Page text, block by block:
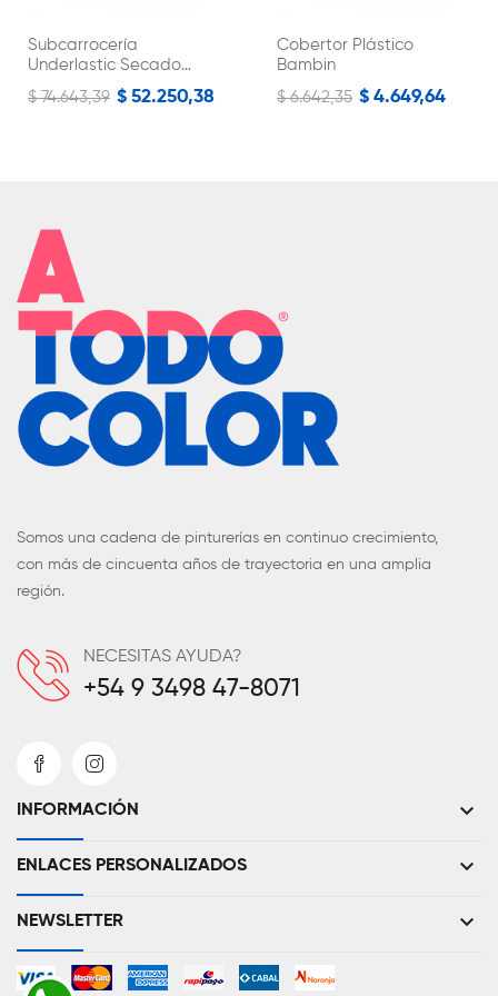
Subcarrocería
Underlastic Secado
Rápido Nodulo
$ 74.643,39 $ 52.250,38
Cobertor Plástico
Bambin
$ 6.642,35 $ 4.649,64
Somos una cadena de pinturerías en continuo crecimiento,
con más de cincuenta años de trayectoria en una amplia
región.
NECESITAS AYUDA?
+54 9 3498 47-8071
INFORMACIÓN keyboard_arrow_down
ENLACES PERSONALIZADOS keyboard_arrow_down
NEWSLETTER keyboard_arrow_down